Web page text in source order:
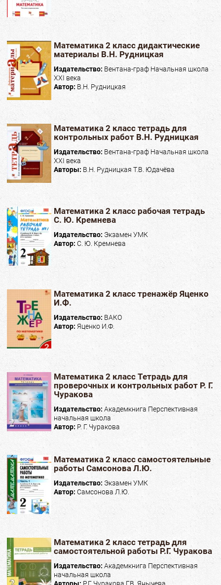
Математика 2 класс дидактические
материалы В.Н. Рудницкая
Издательство: Вентана-граф Начальная школа
XXI века
Автор: В.Н. Рудницкая
Математика 2 класс тетрадь для
контрольных работ В.Н. Рудницкая
Издательство: Вентана-граф Начальная школа
XXI века
Авторы: В.Н. Рудницкая Т.В. Юдачёва
Математика 2 класс рабочая тетрадь
С. Ю. Кремнева
Издательство: Экзамен УМК
Автор: С. Ю. Кремнева
Математика 2 класс тренажёр Яценко
И.Ф.
Издательство: ВАКО
Автор: Яценко И.Ф.
Математика 2 класс Тетрадь для
проверочных и контрольных работ Р. Г.
Чуракова
Издательство: Академкнига Перспективная
начальная школа
Автор: Р. Г. Чуракова
Математика 2 класс самостоятельные
работы Самсонова Л.Ю.
Издательство: Экзамен УМК
Автор: Самсонова Л.Ю.
Математика 2 класс тетрадь для
самостоятельной работы Р.Г. Чуракова
Издательство: Академкнига Перспективная
начальная школа